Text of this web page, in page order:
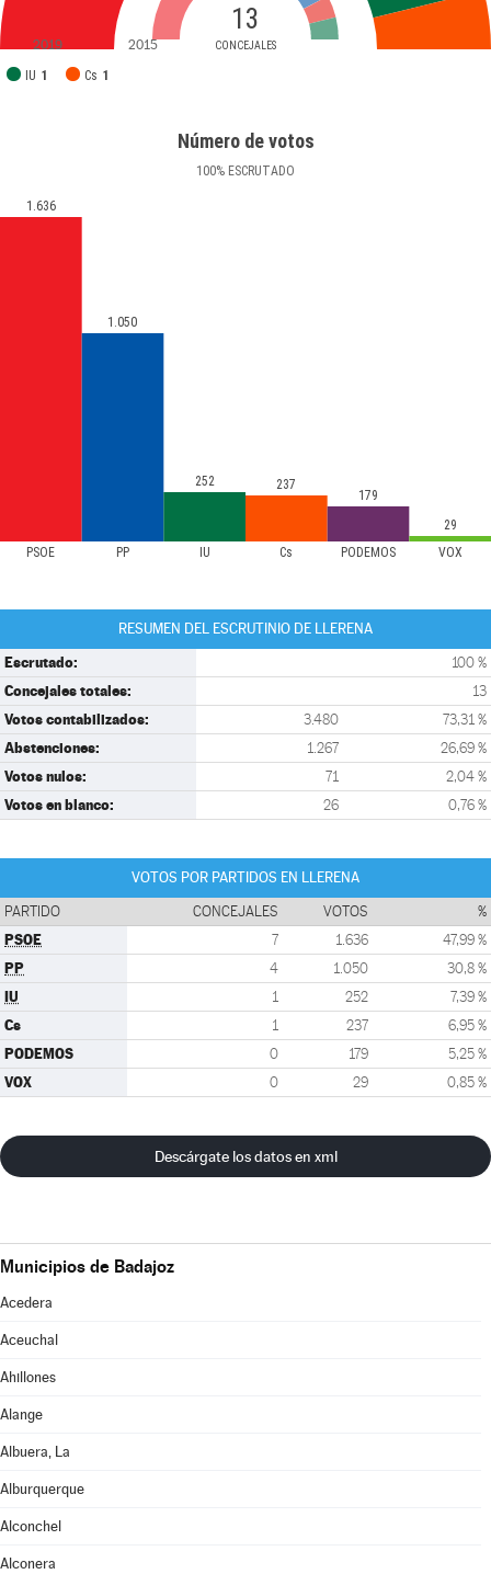
13
CONCEJALES
IU 1 Cs 1
2019 2015
Número de votos
100% ESCRUTADO
PSOE PP IU Cs PODEMOS VOX
1.636
1.050
252 237
179
29
RESUMEN DEL ESCRUTINIO DE LLERENA
Escrutado: 100 %
Concejales totales: 13
Votos contabilizados: 3.480 73,31 %
Abstenciones: 1.267 26,69 %
Votos nulos: 71 2,04 %
Votos en blanco: 26 0,76 %
VOTOS POR PARTIDOS EN LLERENA
PARTIDO CONCEJALES VOTOS %
PSOE 7 1.636 47,99 %
PP 4 1.050 30,8 %
IU 1 252 7,39 %
Cs 1 237 6,95 %
PODEMOS 0 179 5,25 %
VOX 0 29 0,85 %
Descárgate los datos en xml
Municipios de Badajoz
Acedera
Aceuchal
Ahillones
Alange
Albuera, La
Alburquerque
Alconchel
Alconera